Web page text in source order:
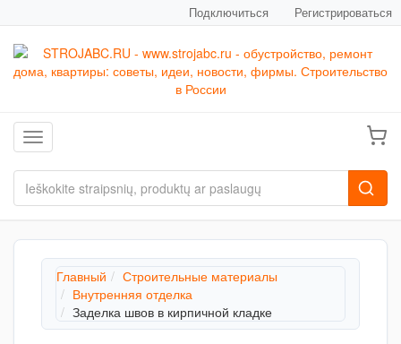
Подключиться Регистрироваться
Toggle navigation
Главный
Строительные материалы
Внутренняя отделка
Заделка швов в кирпичной кладке